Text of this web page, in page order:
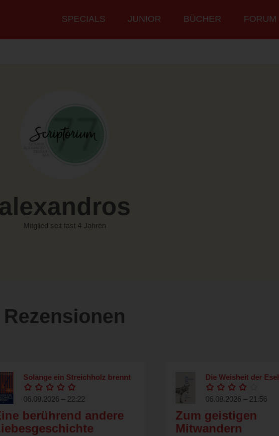
Hauptmenü
SPECIALS JUNIOR BÜCHER FORUM
alexandros
Mitglied seit fast 4 Jahren
Rezensionen
Solange ein Streichholz brennt
06.08.2026 – 22:22
berührend andere
Die Weisheit der Esel
06.08.2026 – 21:56
Zum geistigen
Mitwandern